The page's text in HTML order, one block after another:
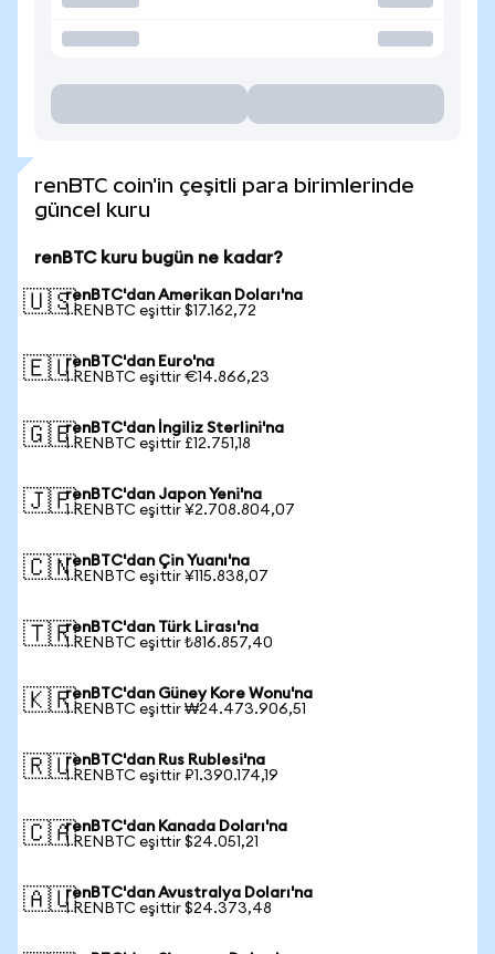
renBTC coin'in çeşitli para birimlerinde
güncel kuru
renBTC kuru bugün ne kadar?
🇺🇸renBTC'dan Amerikan Doları'na
1 RENBTC eşittir $17.162,72
🇪🇺renBTC'dan Euro'na
1 RENBTC eşittir €14.866,23
🇬🇧renBTC'dan İngiliz Sterlini'na
1 RENBTC eşittir £12.751,18
🇯🇵renBTC'dan Japon Yeni'na
1 RENBTC eşittir ¥2.708.804,07
🇨🇳renBTC'dan Çin Yuanı'na
1 RENBTC eşittir ¥115.838,07
🇹🇷renBTC'dan Türk Lirası'na
1 RENBTC eşittir ₺816.857,40
🇰🇷renBTC'dan Güney Kore Wonu'na
1 RENBTC eşittir ₩24.473.906,51
🇷🇺renBTC'dan Rus Rublesi'na
1 RENBTC eşittir ₽1.390.174,19
🇨🇦renBTC'dan Kanada Doları'na
1 RENBTC eşittir $24.051,21
🇦🇺renBTC'dan Avustralya Doları'na
1 RENBTC eşittir $24.373,48